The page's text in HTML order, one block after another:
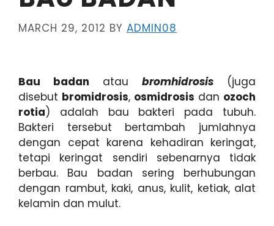
MARCH 29, 2012 BY ADMIN08
Bau badan atau bromhidrosis (juga
disebut bromidrosis, osmidrosis dan ozoch
rotia) adalah bau bakteri pada tubuh.
Bakteri tersebut bertambah jumlahnya
dengan cepat karena kehadiran keringat,
tetapi keringat sendiri sebenarnya tidak
berbau. Bau badan sering berhubungan
dengan rambut, kaki, anus, kulit, ketiak, alat
kelamin dan mulut.